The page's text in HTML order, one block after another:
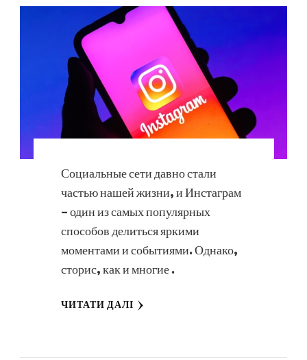
Социальные сети давно стали
частью нашей жизни, и Инстаграм
– один из самых популярных
способов делиться яркими
моментами и событиями. Однако,
сторис, как и многие …
ЧИТАТИ ДАЛІ